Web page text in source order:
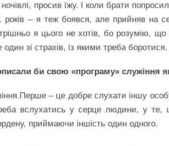
просив їжу. І коли брати
років – я теж боявся, але прийняв на
я цього не хотів, бо розумію,
зі страхів, із якими треба боротися.
би свою «програму» служіння
– це добре слухати іншу
вслухатись у серце людини, у те,
приймаючи іншість один одного.